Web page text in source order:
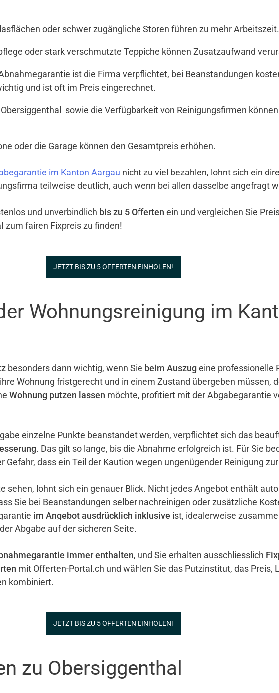
oder schwer zugängliche Storen führen zu mehr Arbeitszeit.
oder stark verschmutzte Teppiche können Zusatzaufwand
ist die Firma verpflichtet, bei Beanstandungen
und ist oft im Preis eingerechnet.
sowie die Verfügbarkeit von Reinigungsfirmen
oder die Garage können den Gesamtpreis erhöhen.
im Kanton Aargau nicht zu viel bezahlen, lohnt sich ein
teilweise deutlich, auch wenn bei allen dasselbe angefragt
und unverbindlich bis zu 5 Offerten ein und vergleichen Sie
zum fairen Fixpreis zu finden!
JETZT BIS ZU 5 OFFERTEN EINHOLEN!
Wohnungsreinigung im
besonders dann wichtig, wenn Sie beim Auszug eine professionelle
Wohnung fristgerecht und in einem Zustand übergeben müssen,
Wohnung putzen lassen möchte, profitiert mit der Abgabegarantie
einzelne Punkte beanstandet werden, verpflichtet sich das
. Das gilt so lange, bis die Abnahme erfolgreich ist. Für Sie
Gefahr, dass ein Teil der Kaution wegen ungenügender Reinigung
sehen, lohnt sich ein genauer Blick. Nicht jedes Angebot enthält
Sie bei Beanstandungen selber nachreinigen oder zusätzliche
im Angebot ausdrücklich inklusive ist, idealerweise
Abgabe auf der sicheren Seite.
immer enthalten, und Sie erhalten ausschliesslich
mit Offerten-Portal.ch und wählen Sie das Putzinstitut, das Preis,
kombiniert.
JETZT BIS ZU 5 OFFERTEN EINHOLEN!
zu Obersiggenthal